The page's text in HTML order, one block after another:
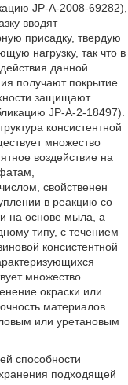
JP-A-2008-69282),
вводят
присадку, твердую
нагрузку, так что в
данной
получают покрытие
защищают
JP-A-2-18497).
консистентной
множество
воздействие на
свойственен
в реакцию со
на основе мыла, а
типу, с течением
консистентной
множество
окраски или
материалов
или уретановым
способности
подходящей